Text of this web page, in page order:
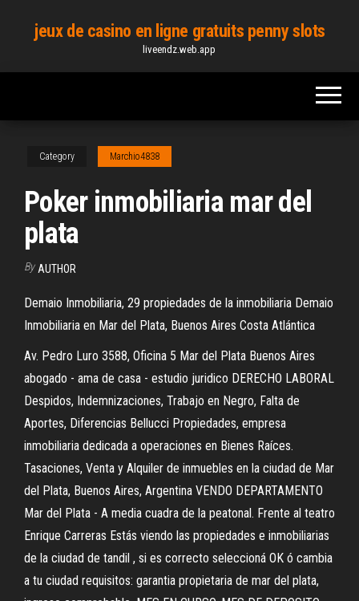
content
jeux de casino en ligne gratuits penny slots
liveendz.web.app
Category Marchio4838
Poker inmobiliaria mar del
plata
By AUTHOR
Demaio Inmobiliaria, 29 propiedades de la inmobiliaria Demaio
Inmobiliaria en Mar del Plata, Buenos Aires Costa Atlántica
Av. Pedro Luro 3588, Oficina 5 Mar del Plata Buenos Aires
abogado - ama de casa - estudio juridico DERECHO LABORAL
Despidos, Indemnizaciones, Trabajo en Negro, Falta de
Aportes, Diferencias Bellucci Propiedades, empresa
inmobiliaria dedicada a operaciones en Bienes Raíces.
Tasaciones, Venta y Alquiler de inmuebles en la ciudad de Mar
del Plata, Buenos Aires, Argentina VENDO DEPARTAMENTO
Mar del Plata - A media cuadra de la peatonal. Frente al teatro
Enrique Carreras Estás viendo las propiedades e inmobiliarias
de la ciudad de tandil , si es correcto seleccioná OK ó cambia
a tu ciudad requisitos: garantia propietaria de mar del plata,